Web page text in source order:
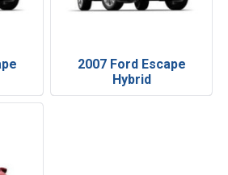
2007 Ford Escape
Hybrid